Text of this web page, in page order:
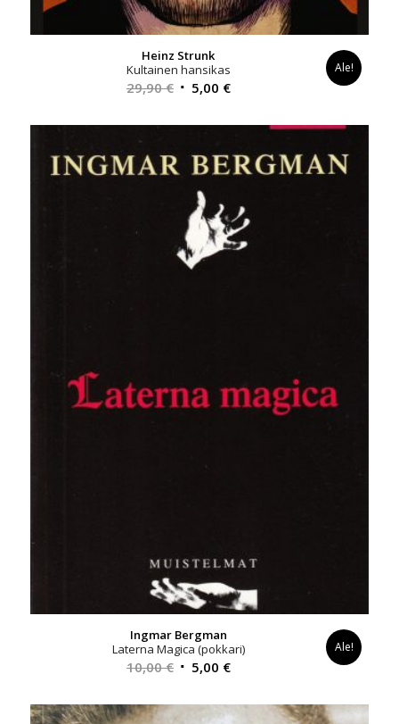
Heinz Strunk
Kultainen hansikas
29,90€ Alkuperäinen
oli:
29,90 €.
5,00 €Nykyinen
on:
5,00 €.
Ale!
Ingmar Bergman
Laterna Magica (pokkari)
10,00€ Alkuperäinen
oli:
5,00 €Nykyinen
on:
Ale!